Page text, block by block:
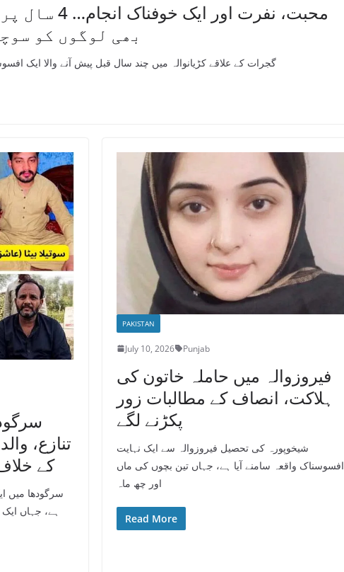
محبت، نفرت
بھی لوگوں کو
گجرات کے علاقے کڑیانوالہ میں چند سال قبل پیش آنے والا ایک
تنازع،
کے
سرگودھا میں
ہے، جہاں
PAKISTAN
July 10, 2026 Punjab
فیروزوالہ میں حاملہ خاتون کی
ہلاکت، انصاف کے مطالبات زور
پکڑنے لگے
شیخوپورہ کی تحصیل فیروزوالہ سے ایک نہایت
افسوسناک واقعہ سامنے آیا ہے، جہاں تین بچوں کی ماں
اور چھ ماہ
Read More